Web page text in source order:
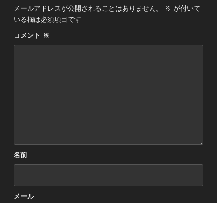
メールアドレスが公開されることはありません。 ※ が付いて
いる欄は必須項目です
コメント ※
名前
メール